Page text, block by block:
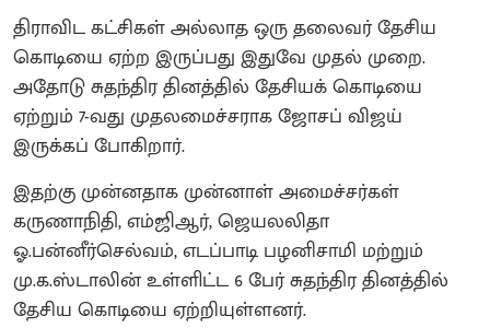
திராவிட கட்சிகள் அல்லாத ஒரு தலைவர் தேசிய
கொடியை ஏற்ற இருப்பது இதுவே முதல் முறை.
அதோடு சுதந்திர தினத்தில் தேசியக் கொடியை
ஏற்றும் 7-வது முதலமைச்சராக ஜோசப் விஜய்
இருக்கப் போகிறார்.
இதற்கு முன்னதாக முன்னாள் அமைச்சர்கள்
கருணாநிதி, எம்ஜிஆர், ஜெயலலிதா
ஓ.பன்னீர்செல்வம், எடப்பாடி பழனிசாமி மற்றும்
மு.க.ஸ்டாலின் உள்ளிட்ட 6 பேர் சுதந்திர தினத்தில்
தேசிய கொடியை ஏற்றியுள்ளனர்.